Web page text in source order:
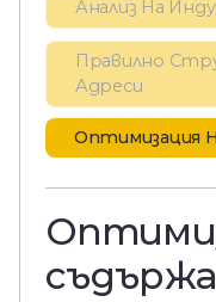
Анализ На
Правилно
Адреси
Оптимизация